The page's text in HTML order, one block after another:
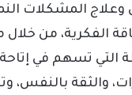
المشكلات
الفكرية، من
التي تسهم في
والثقة بالنفس،